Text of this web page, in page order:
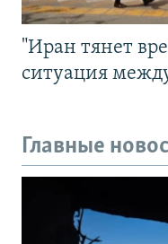
"Иран тянет
ситуация
Главные